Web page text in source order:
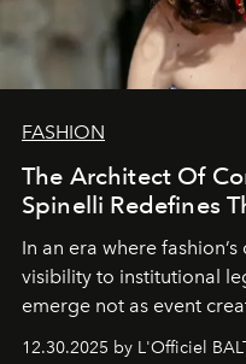
FASHION
The Architect Of
Spinelli Redefines
In an era where
visibility to institutional
emerge not as event
ecosystems.
Sabrina
12.30.2025 by L'Officiel